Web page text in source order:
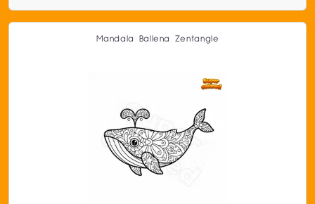
Mandala Ballena Zentangle